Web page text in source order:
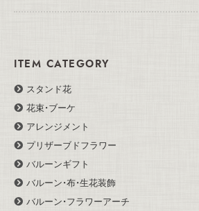
ITEM CATEGORY
スタンド花
花束・ブーケ
アレンジメント
プリザーブドフラワー
バルーンギフト
バルーン・布・生花装飾
バルーン・フラワーアーチ